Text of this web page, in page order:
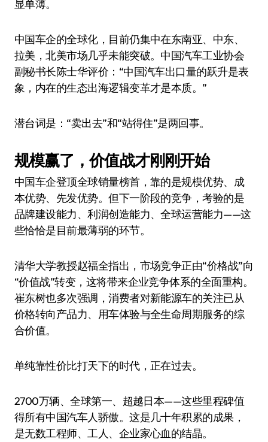
显单薄。
中国车企的全球化，目前仍集中在东南亚、中东、
拉美，北美市场几乎未能突破。中国汽车工业协会
副秘书长陈士华评价：“中国汽车出口量的跃升是表
象，内在的生态出海逻辑变革才是本质。”
潜台词是：“卖出去”和“站得住”是两回事。
规模赢了，价值战才刚刚开始
中国车企登顶全球销量榜首，靠的是规模优势、成
本优势、先发优势。但下一阶段的竞争，考验的是
品牌建设能力、利润创造能力、全球运营能力——这
些恰恰是目前最薄弱的环节。
清华大学教授赵福全指出，市场竞争正由“价格战”向
“价值战”转变，这将带来企业竞争体系的全面重构。
崔东树也多次强调，消费者对新能源车的关注已从
价格转向产品力、用车体验与全生命周期服务的综
合价值。
单纯靠性价比打天下的时代，正在过去。
2700万辆、全球第一、超越日本——这些里程碑值
得所有中国汽车人骄傲。这是几十年积累的成果，
是无数工程师、工人、企业家心血的结晶。